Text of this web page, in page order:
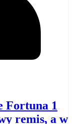
Fortuna 1
remis, a w